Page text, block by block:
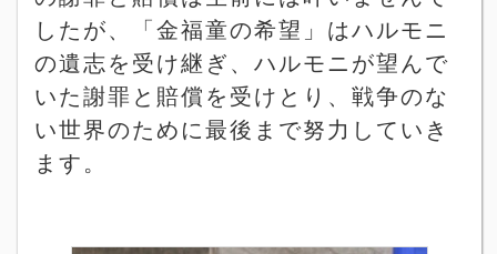
したが、「金福童の希望」はハルモニ
の遺志を受け継ぎ、ハルモニが望んで
いた謝罪と賠償を受けとり、戦争のな
い世界のために最後まで努力していき
ます。